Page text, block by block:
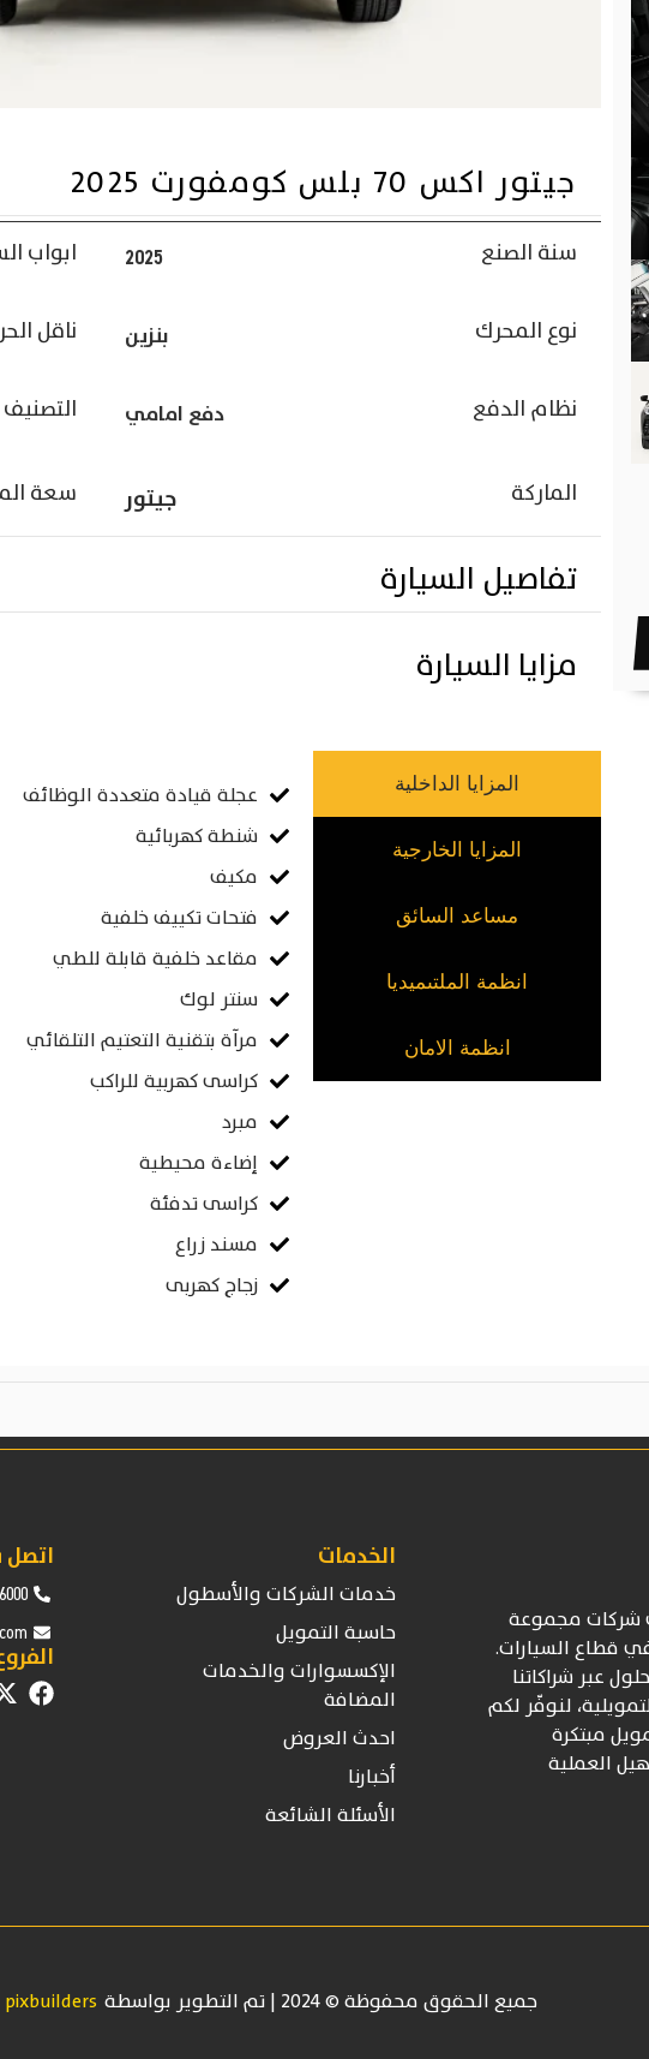
جيتور اكس 70 بلس كومفورت 2025
سنة الصنع 2025 ابواب
نوع المحرك بنزين ناقل
نظام الدفع دفع امامي التصنيف
الماركة جيتور سعة
تفاصيل السيارة
مزايا السيارة
المزايا الداخلية
المزايا الخارجية
مساعد السائق
انظمة الملتىميديا
انظمة الامان
عجلة قيادة متعددة الوظائف
شنطة كهربائية
مكيف
فتحات تكييف خلفية
مقاعد خلفية قابلة للطي
سنتر لوك
مرآة بتقنية التعتيم التلقائي
كراسى كهربية للراكب
مبرد
إضاءة محيطية
كراسى تدفئة
مسند زراع
زجاج كهربى
مجموعة
قطاع السيارات.
عبر شراكاتنا
لنوفّر لكم
مبتكرة
العملية
الخدمات
خدمات الشركات والأسطول
حاسبة التمويل
الإكسسوارات والخدمات
المضافة
احدث العروض
أخبارنا
الأسئلة الشائعة
اتصل
جميع الحقوق محفوظة © 2024 | تم التطوير بواسطة pixbuilders